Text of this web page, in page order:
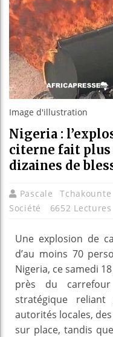
Image d'illustration
Nigeria :
citerne fait plus
dizaines de
Pascale Tchakounte
Société
6652 Lectures
Une explosion de
d’au moins 70
Nigeria, ce samedi
près du
stratégique
autorités locales,
sur place, tandis